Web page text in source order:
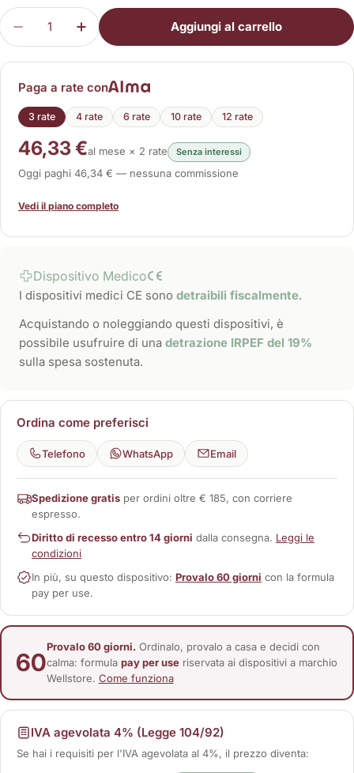
Quantità
Diminuisci la quantità per Magneto Pocket HF
Aumenta la quantità per Magneto
Aggiungi al carrello
Paga a rate con
3 rate 4 rate 6 rate 10 rate 12 rate
46,33 €al mese × 2 rate Senza interessi
Oggi paghi 46,34 € — nessuna commissione
Vedi il piano completo
Dispositivo Medico
I dispositivi medici CE sono detraibili fiscalmente.
Acquistando o noleggiando questi dispositivi, è
possibile usufruire di una detrazione IRPEF del 19%
sulla spesa sostenuta.
Ordina come preferisci
Telefono WhatsApp Email
Spedizione gratis per ordini oltre € 185, con corriere
espresso.
Diritto di recesso entro 14 giorni dalla consegna. Leggi le
condizioni
In più, su questo dispositivo: Provalo 60 giorni con la formula
pay per use.
60
Provalo 60 giorni.Ordinalo, provalo a casa e decidi con
calma: formula pay per useriservata ai dispositivi a marchio
Wellstore. Come funziona
IVA agevolata 4% (Legge 104/92)
Se hai i requisiti per l'IVA agevolata al 4%, il prezzo diventa: